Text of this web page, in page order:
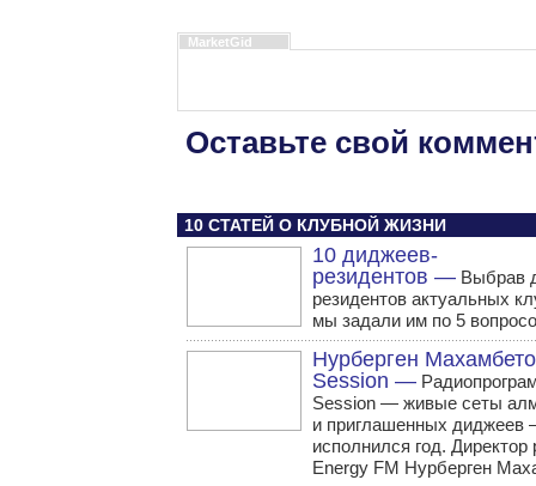
MarketGid
Оставьте свой
10 СТАТЕЙ О КЛУБНОЙ ЖИЗНИ
10 диджеев-
резидентов — Выбрав
резидентов актуальных
мы задали им по 5
Нурберген
Session —
Session — живые сеты
и приглашенных диджеев
исполнился год. Директор
Energy FM Нурберген